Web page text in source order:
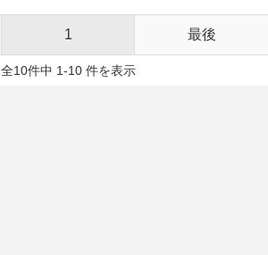
1 最後
全10件中 1-10 件を表示